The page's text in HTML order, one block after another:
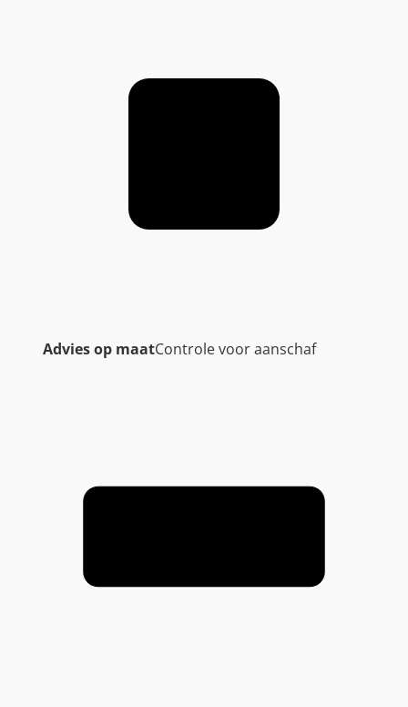
Advies op maatControle voor aanschaf